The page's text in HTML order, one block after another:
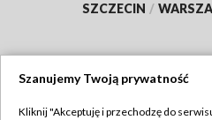
SZCZECIN /
Szanujemy Twoją prywatność
Kliknij "Akceptuję i przechodzę do